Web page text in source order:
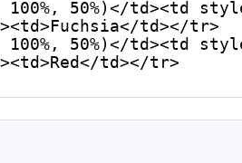
td></tr>
td></tr>